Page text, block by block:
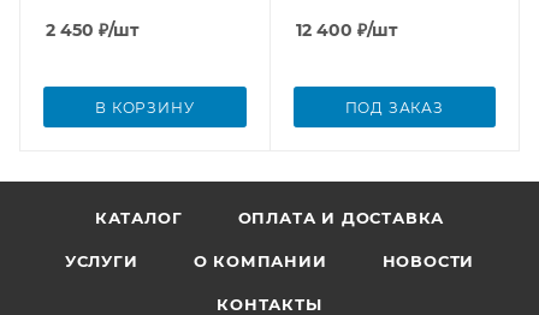
2 450 ₽/шт
В КОРЗИНУ
12 400 ₽/шт
ПОД ЗАКАЗ
КАТАЛОГ ОПЛАТА И ДОСТАВКА
УСЛУГИ О КОМПАНИИ НОВОСТИ
КОНТАКТЫ